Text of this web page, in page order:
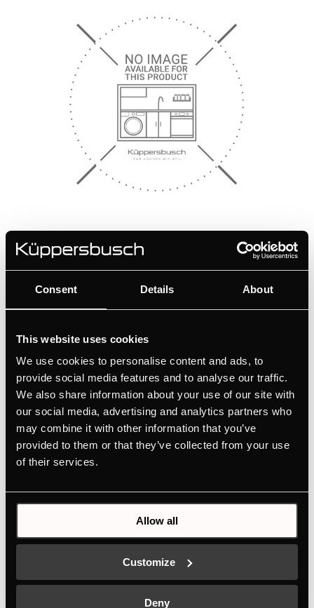
Consent Details About
This website uses cookies
We use cookies to personalise content and ads, to
provide social media features and to analyse our traffic.
We also share information about your use of our site with
our social media, advertising and analytics partners who
may combine it with other information that you’ve
provided to them or that they’ve collected from your use
of their services.
Allow all
Customize
Deny
4710
Чугунена тава 4710
Xарактеристики
Размери
Свързани продукти